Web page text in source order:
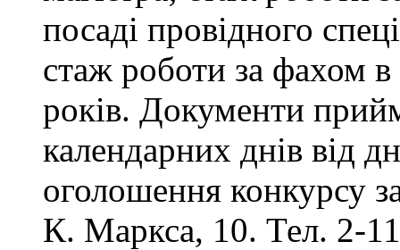
посаді провідного
стаж роботи за фахом
років. Документи
календарних днів від
оголошення конкурсу
К. Маркса, 10. Тел. 2-